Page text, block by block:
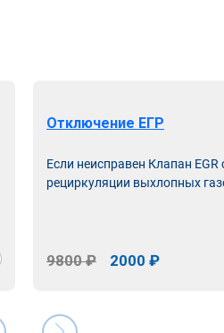
Отключение ЕГР
Если неисправен Клапан EGR
рециркуляции выхлопных
9800 ₽ 2000 ₽